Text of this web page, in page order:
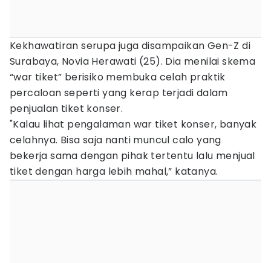
Kekhawatiran serupa juga disampaikan Gen-Z di
Surabaya, Novia Herawati (25). Dia menilai skema
“war tiket” berisiko membuka celah praktik
percaloan seperti yang kerap terjadi dalam
penjualan tiket konser.
"Kalau lihat pengalaman war tiket konser, banyak
celahnya. Bisa saja nanti muncul calo yang
bekerja sama dengan pihak tertentu lalu menjual
tiket dengan harga lebih mahal,” katanya.